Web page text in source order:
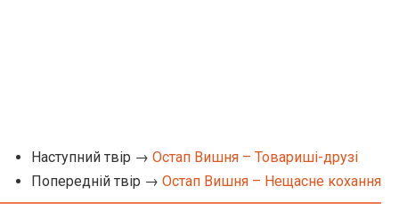
Наступний твір → Остап Вишня – Товариші-друзі
Попередній твір → Остап Вишня – Нещасне кохання